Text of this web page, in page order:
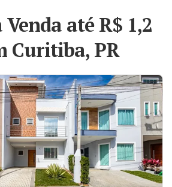
Venda até R$ 1,2
Curitiba, PR